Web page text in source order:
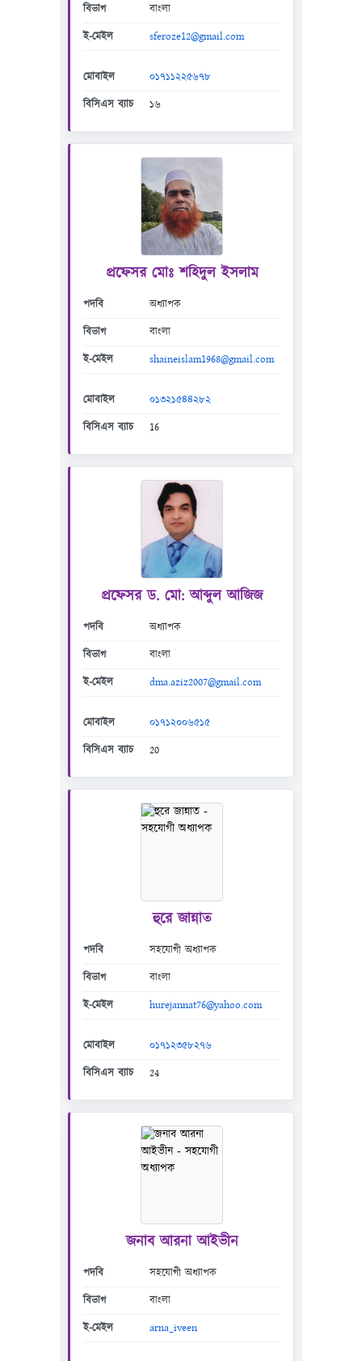
বিভাগ
বাংলা
ই-মেইল
sferoze12@gmail.com
মোবাইল
০১৭১১২২৫৬৭৮
বিসিএস ব্যাচ
১৬
প্রফেসর মোঃ শহিদুল ইসলাম
পদবি
অধ্যাপক
বিভাগ
বাংলা
ই-মেইল
shaineislam1968@gmail.com
মোবাইল
০১৩২১৫৪৪২৮২
বিসিএস ব্যাচ
16
প্রফেসর ড. মো: আব্দুল আজিজ
পদবি
অধ্যাপক
বিভাগ
বাংলা
ই-মেইল
dma.aziz2007@gmail.com
মোবাইল
০১৭১২০০৬৫১৫
বিসিএস ব্যাচ
20
হুরে জান্নাত
পদবি
সহযোগী অধ্যাপক
বিভাগ
বাংলা
ই-মেইল
hurejannat76@yahoo.com
মোবাইল
০১৭১২৩৫৮২৭৬
বিসিএস ব্যাচ
24
জনাব আরনা আইভীন
পদবি
সহযোগী অধ্যাপক
বিভাগ
বাংলা
ই-মেইল
arna_iveen